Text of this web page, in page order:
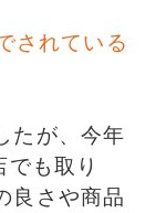
されている
たが、今年
も取り
良さや商品